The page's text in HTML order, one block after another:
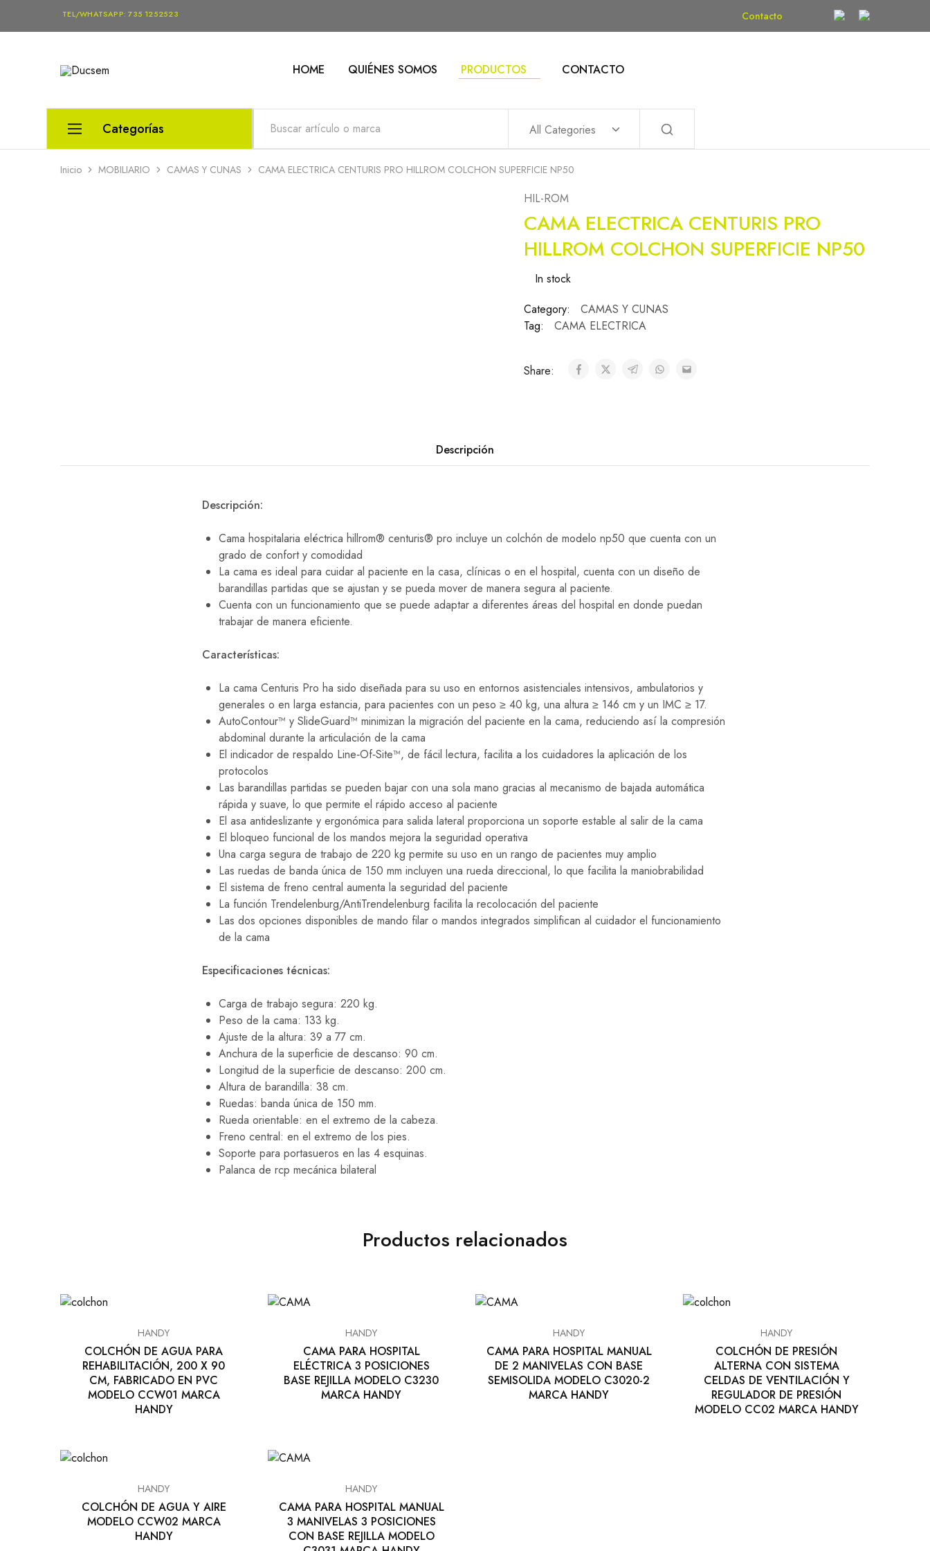
TEL/WHATSAPP: 735 1252523 Contacto
Ducsem
Venta
Médico
HOME QUIÉNES SOMOS PRODUCTOS CONTACTO
Categorías
EQUIPO MÉDICO
All Categories
Inicio MOBILIARIO CAMAS Y CUNAS CAMA ELECTRICA CENTURIS PRO HILLROM COLCHON SUPERFICIE NP50
HIL-ROM
CAMA ELECTRICA CENTURIS PRO
HILLROM COLCHON SUPERFICIE NP50
In stock
Category:
CAMAS Y CUNAS
Tag:
CAMA ELECTRICA
Share:
Descripción
Descripción:
Cama hospitalaria eléctrica hillrom® centuris® pro incluye un colchón de modelo np50 que cuenta con un
grado de confort y comodidad
La cama es ideal para cuidar al paciente en la casa, clínicas o en el hospital, cuenta con un diseño de
barandillas partidas que se ajustan y se pueda mover de manera segura al paciente.
Cuenta con un funcionamiento que se puede adaptar a diferentes áreas del hospital en donde puedan
trabajar de manera eficiente.
Características:
La cama Centuris Pro ha sido diseñada para su uso en entornos asistenciales intensivos, ambulatorios y
generales o en larga estancia, para pacientes con un peso ≥ 40 kg, una altura ≥ 146 cm y un IMC ≥ 17.
AutoContour™ y SlideGuard™ minimizan la migración del paciente en la cama, reduciendo así la compresión
abdominal durante la articulación de la cama
El indicador de respaldo Line‑Of‑Site™, de fácil lectura, facilita a los cuidadores la aplicación de los
protocolos
Las barandillas partidas se pueden bajar con una sola mano gracias al mecanismo de bajada automática
rápida y suave, lo que permite el rápido acceso al paciente
El asa antideslizante y ergonómica para salida lateral proporciona un soporte estable al salir de la cama
El bloqueo funcional de los mandos mejora la seguridad operativa
Una carga segura de trabajo de 220 kg permite su uso en un rango de pacientes muy amplio
Las ruedas de banda única de 150 mm incluyen una rueda direccional, lo que facilita la maniobrabilidad
El sistema de freno central aumenta la seguridad del paciente
La función Trendelenburg/AntiTrendelenburg facilita la recolocación del paciente
Las dos opciones disponibles de mando filar o mandos integrados simplifican al cuidador el funcionamiento
de la cama
Especificaciones técnicas:
Carga de trabajo segura: 220 kg.
Peso de la cama: 133 kg.
Ajuste de la altura: 39 a 77 cm.
Anchura de la superficie de descanso: 90 cm.
Longitud de la superficie de descanso: 200 cm.
Altura de barandilla: 38 cm.
Ruedas: banda única de 150 mm.
Rueda orientable: en el extremo de la cabeza.
Freno central: en el extremo de los pies.
Soporte para portasueros en las 4 esquinas.
Palanca de rcp mecánica bilateral
Productos relacionados
HANDY
COLCHÓN DE AGUA PARA
REHABILITACIÓN, 200 X 90
CM, FABRICADO EN PVC
MODELO CCW01 MARCA
HANDY
HANDY
CAMA PARA HOSPITAL
ELÉCTRICA 3 POSICIONES
BASE REJILLA MODELO C3230
MARCA HANDY
HANDY
CAMA PARA HOSPITAL MANUAL
DE 2 MANIVELAS CON BASE
SEMISOLIDA MODELO C3020-2
MARCA HANDY
HANDY
COLCHÓN DE PRESIÓN
ALTERNA CON SISTEMA
CELDAS DE VENTILACIÓN Y
REGULADOR DE PRESIÓN
MODELO CC02 MARCA HANDY
HANDY
COLCHÓN DE AGUA Y AIRE
MODELO CCW02 MARCA
HANDY
HANDY
CAMA PARA HOSPITAL MANUAL
3 MANIVELAS 3 POSICIONES
CON BASE REJILLA MODELO